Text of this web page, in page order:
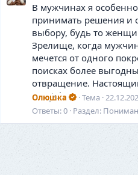
В мужчинах я
принимать решения и
выбору, будь то
Зрелище, когда
мечется от одного
поисках более
отвращение.
Олюшка Тема
Ответы: 0 Раздел: